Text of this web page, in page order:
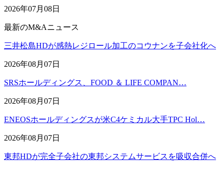
2026年07月08日
最新のM&Aニュース
三井松島HDが感熱レジロール加工のコウナンを子会社化へ
2026年08月07日
SRSホールディングス、FOOD ＆ LIFE COMPAN…
2026年08月07日
ENEOSホールディングスが米C4ケミカル大手TPC Hol…
2026年08月07日
東邦HDが完全子会社の東邦システムサービスを吸収合併へ